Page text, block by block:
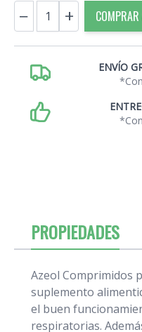
Cantidad
− +
ENVÍO
PROPIEDADES
Azeol Comprimidos
suplemento
el buen
respiratorias.